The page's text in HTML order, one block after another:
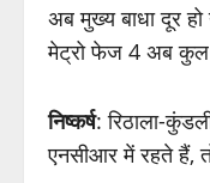
अब मुख्य बाधा दूर
मेट्रो फेज 4 अब कुल
निष्कर्ष: रिठाला-
एनसीआर में रहते हैं,